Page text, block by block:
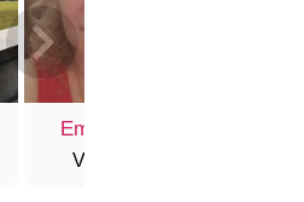
Emanuel
Vágsellye